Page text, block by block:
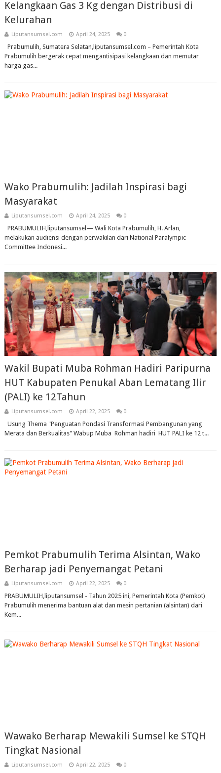
Kelangkaan Gas 3 Kg dengan Distribusi di
Kelurahan
Liputansumsel.com April 24, 2025 0
Prabumulih, Sumatera Selatan,liputansumsel.com – Pemerintah Kota
Prabumulih bergerak cepat mengantisipasi kelangkaan dan memutar
harga gas...
Wako Prabumulih: Jadilah Inspirasi bagi
Masyarakat
Liputansumsel.com April 24, 2025 0
PRABUMULIH,liputansumsel— Wali Kota Prabumulih, H. Arlan,
melakukan audiensi dengan perwakilan dari National Paralympic
Committee Indonesi...
Wakil Bupati Muba Rohman Hadiri Paripurna
HUT Kabupaten Penukal Aban Lematang Ilir
(PALI) ke 12Tahun
Liputansumsel.com April 22, 2025 0
Usung Thema "Penguatan Pondasi Transformasi Pembangunan yang
Merata dan Berkualitas" Wabup Muba Rohman hadiri HUT PALI ke 12 t...
Pemkot Prabumulih Terima Alsintan, Wako
Berharap jadi Penyemangat Petani
Liputansumsel.com April 22, 2025 0
PRABUMULIH,liputansumsel - Tahun 2025 ini, Pemerintah Kota (Pemkot)
Prabumulih menerima bantuan alat dan mesin pertanian (alsintan) dari
Kem...
Wawako Berharap Mewakili Sumsel ke STQH
Tingkat Nasional
Liputansumsel.com April 22, 2025 0